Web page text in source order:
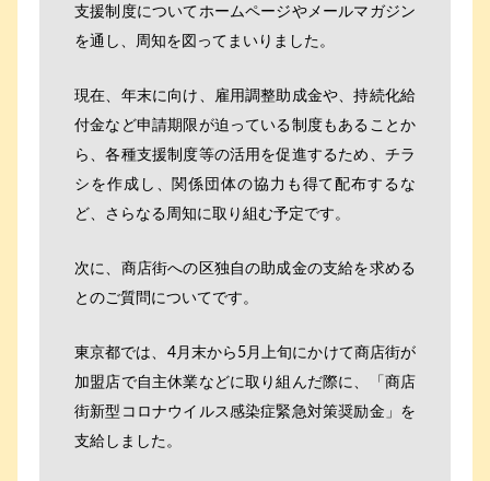
支援制度についてホームページやメールマガジン
を通し、周知を図ってまいりました。
現在、年末に向け、雇用調整助成金や、持続化給
付金など申請期限が迫っている制度もあることか
ら、各種支援制度等の活用を促進するため、チラ
シを作成し、関係団体の協力も得て配布するな
ど、さらなる周知に取り組む予定です。
次に、商店街への区独自の助成金の支給を求める
とのご質問についてです。
東京都では、4月末から5月上旬にかけて商店街が
加盟店で自主休業などに取り組んだ際に、「商店
街新型コロナウイルス感染症緊急対策奨励金」を
支給しました。